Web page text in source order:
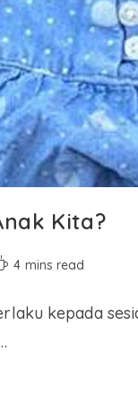
Kita?
4 mins read
kepada